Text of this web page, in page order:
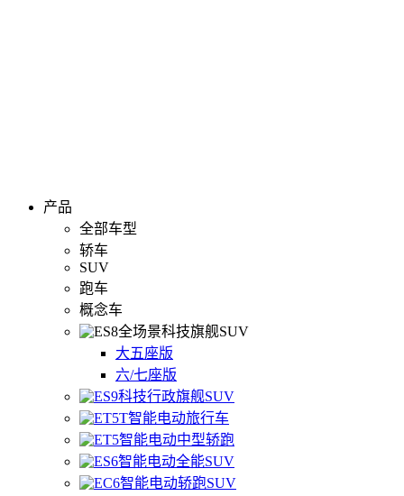
产品
全部车型
轿车
SUV
跑车
概念车
全场景科技旗舰SUV
大五座版
六/七座版
科技行政旗舰SUV
智能电动旅行车
智能电动中型轿跑
智能电动全能SUV
智能电动轿跑SUV